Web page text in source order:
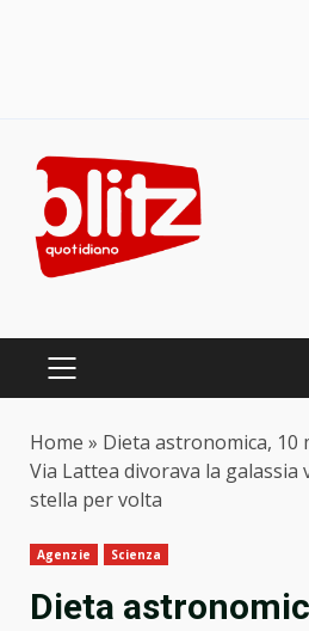
content
PRIMARY
Home » Dieta astronomica, 10
Via Lattea divorava la galassia
stella per volta
Agenzie Scienza
Dieta